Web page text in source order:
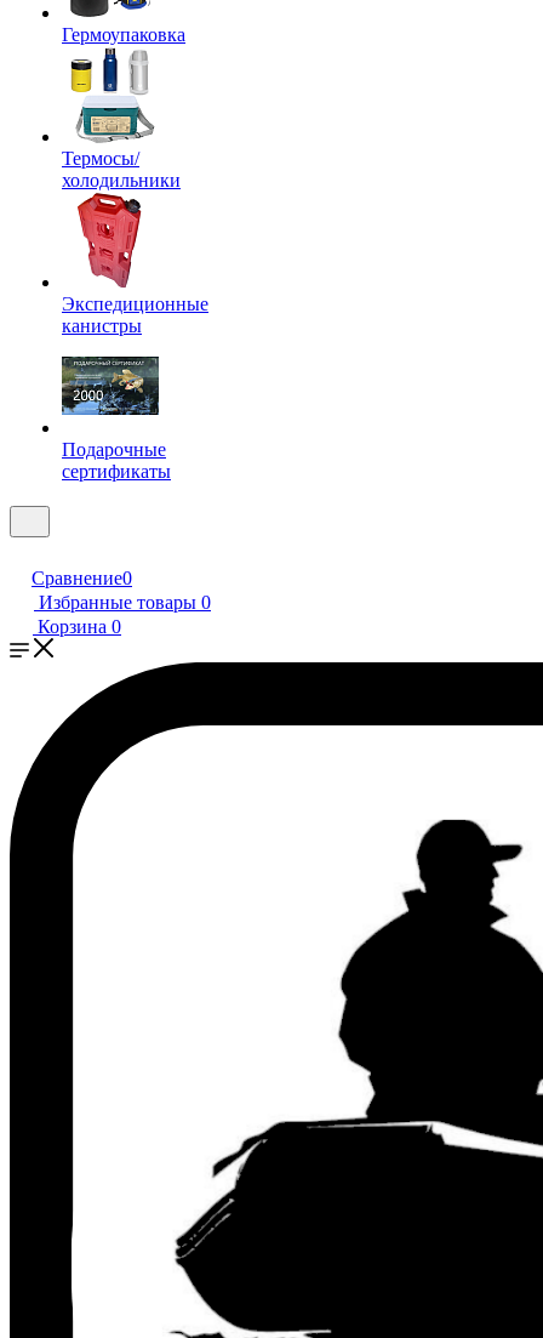
Гермоупаковка
Термосы/
холодильники
Экспедиционные
канистры
Подарочные
сертификаты
Сравнение0
Избранные товары 0
Корзина 0